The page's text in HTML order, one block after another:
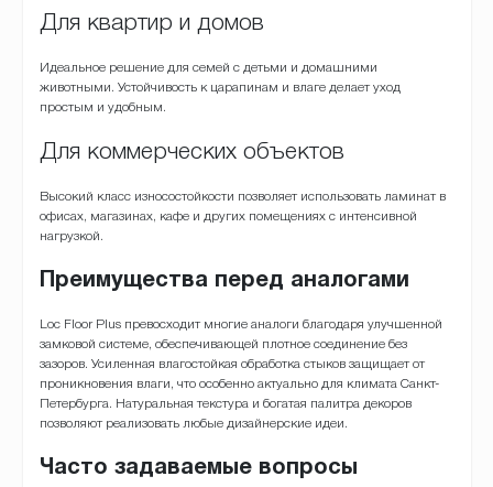
Для квартир и домов
Идеальное решение для семей с детьми и домашними
животными. Устойчивость к царапинам и влаге делает уход
простым и удобным.
Для коммерческих объектов
Высокий класс износостойкости позволяет использовать ламинат в
офисах, магазинах, кафе и других помещениях с интенсивной
нагрузкой.
Преимущества перед аналогами
Loc Floor Plus превосходит многие аналоги благодаря улучшенной
замковой системе, обеспечивающей плотное соединение без
зазоров. Усиленная влагостойкая обработка стыков защищает от
проникновения влаги, что особенно актуально для климата Санкт-
Петербурга. Натуральная текстура и богатая палитра декоров
позволяют реализовать любые дизайнерские идеи.
Часто задаваемые вопросы